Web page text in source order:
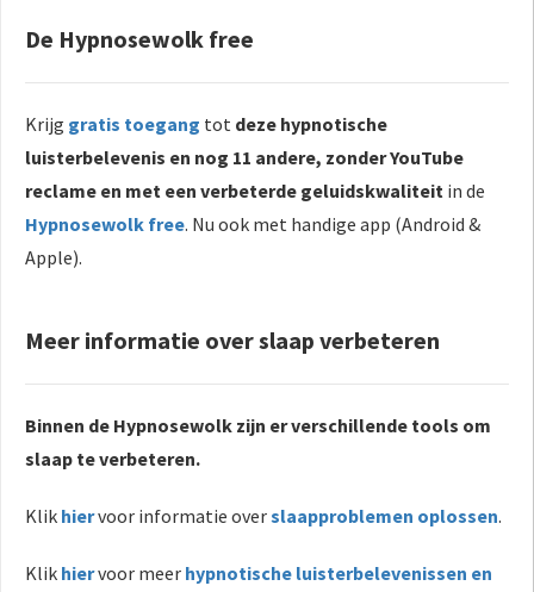
De Hypnosewolk free
Krijg gratis toegang tot deze hypnotische
luisterbelevenis en nog 11 andere, zonder YouTube
reclame en met een verbeterde geluidskwaliteit in de
Hypnosewolk free. Nu ook met handige app (Android &
Apple).
Meer informatie over slaap verbeteren
Binnen de Hypnosewolk zijn er verschillende tools om
slaap te verbeteren.
Klik hiervoor informatie overslaapproblemen oplossen.
Klik hiervoor meer hypnotische luisterbelevenissen en